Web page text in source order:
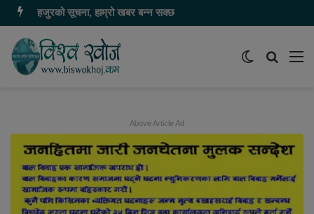
हजुरको सूचना, हाम्रो खबर बन्न सक्छ
समाचार
Switch
Above Article Ad